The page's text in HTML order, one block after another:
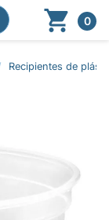
 0
Recipientes de